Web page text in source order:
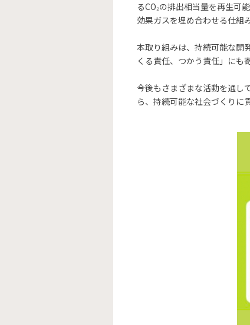
るCO₂の排出相当量を再生可
効果ガスを埋め合わせる仕組
本取り組みは、持続可能な開
くる責任、つかう責任」にも
今後もさまざまな活動を通し
ら、持続可能な社会づくりに